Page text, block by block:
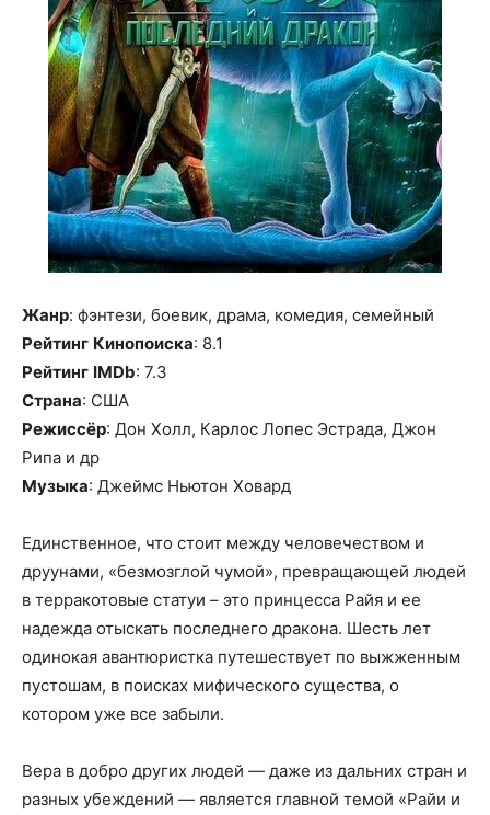
Жанр: фэнтези, боевик, драма, комедия, семейный
Рейтинг Кинопоиска: 8.1
Рейтинг IMDb: 7.3
Страна: США
Режиссёр: Дон Холл, Карлос Лопес Эстрада, Джон
Рипа и др
Музыка: Джеймс Ньютон Ховард
Единственное, что стоит между человечеством и
друунами, «безмозглой чумой», превращающей людей
в терракотовые статуи – это принцесса Райя и ее
надежда отыскать последнего дракона. Шесть лет
одинокая авантюристка путешествует по выжженным
пустошам, в поисках мифического существа, о
котором уже все забыли.
Вера в добро других людей — даже из дальних стран и
разных убеждений — является главной темой «Райи и